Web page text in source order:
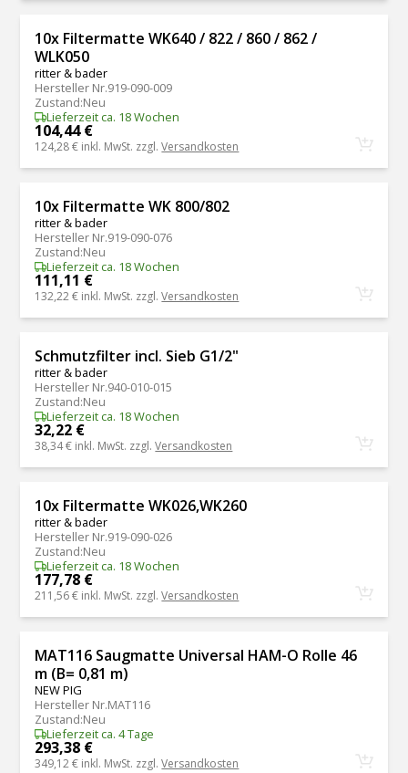
10x Filtermatte WK640 / 822 / 860 / 862 /
WLK050
ritter & bader
Hersteller Nr.919-090-009
Zustand:Neu
Lieferzeit ca. 18 Wochen
104,44 €
124,28 € inkl. MwSt. zzgl.Versandkosten
10x Filtermatte WK 800/802
ritter & bader
Hersteller Nr.919-090-076
Zustand:Neu
Lieferzeit ca. 18 Wochen
111,11 €
132,22 € inkl. MwSt. zzgl.Versandkosten
Schmutzfilter incl. Sieb G1/2"
ritter & bader
Hersteller Nr.940-010-015
Zustand:Neu
Lieferzeit ca. 18 Wochen
32,22 €
38,34 € inkl. MwSt. zzgl.Versandkosten
10x Filtermatte WK026,WK260
ritter & bader
Hersteller Nr.919-090-026
Zustand:Neu
Lieferzeit ca. 18 Wochen
177,78 €
211,56 € inkl. MwSt. zzgl.Versandkosten
MAT116 Saugmatte Universal HAM-O Rolle 46
m (B= 0,81 m)
NEW PIG
Hersteller Nr.MAT116
Zustand:Neu
Lieferzeit ca. 4 Tage
293,38 €
349,12 € inkl. MwSt. zzgl.Versandkosten